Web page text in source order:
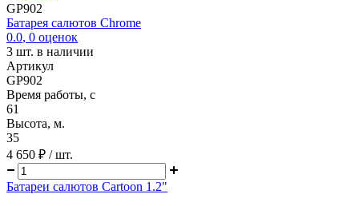
GP902
Батарея салютов Chrome
0.0, 0 оценок
3 шт. в наличии
Артикул
GP902
Время работы, с
61
Высота, м.
35
4 650 ₽ / шт.
Батареи салютов Cartoon 1.2"